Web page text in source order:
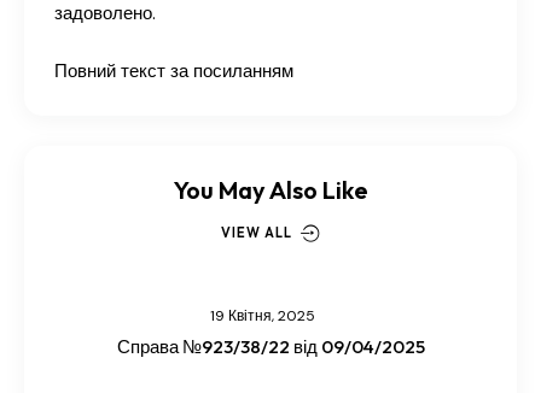
задоволено.
Повний текст за посиланням
You May Also Like
VIEW ALL
19 Квітня, 2025
Справа №923/38/22 від 09/04/2025